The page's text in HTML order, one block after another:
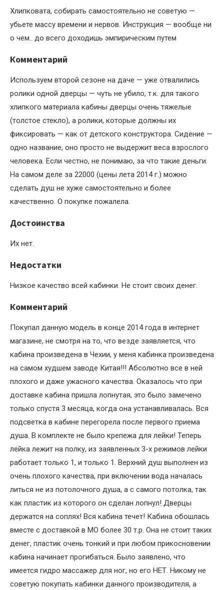
Хлипковата, собирать самостоятельно не советую —
убьете массу времени и нервов. Инструкция — вообще ни
о чем.. до всего доходишь эмпирическим путем
Комментарий
Используем второй сезоне на даче — уже отвалились
ролики одной дверцы — чуть не убило, т.к. для такого
хлипкого материала кабины дверцы очень тяжелые
(толстое стекло), а ролики, которые должны их
фиксировать — как от детского конструктора. Сидение —
одно название, оно просто не выдержит веса взрослого
человека. Если честно, не понимаю, за что такие деньги.
На самом деле за 22000 (цены лета 2014 г.) можно
сделать душ не хуже самостоятельно и более
качественно. О покупке пожалела.
Достоинства
Их нет.
Недостатки
Низкое качество всей кабинки. Не стоит своих денег.
Комментарий
Покупал данную модель в конце 2014 года в интернет
магазине, не смотря на то, что везде заявляется, что
кабина произведена в Чехии, у меня кабинка произведена
на самом худшем заводе Китая!!! Абсолютно все в ней
плохого и даже ужасного качества. Оказалось что при
доставке кабина пришла лопнутая, это было замечено
только спустя 3 месяца, когда она устанавливалась. Вся
подсветка в кабине перегорела после первого приема
душа. В комплекте не было крепежа для лейки! Теперь
лейка лежит на полку, из заявленных 3-х режимов лейки
работает только 1, и только 1. Верхний душ выполнен из
очень плохого качества, при включении вода началась
литься не из потолочного душа, а с самого потолка, так
как пластик из которого он сделан лопнул! Дверцы
держатся на соплях! Вся кабина течет! Кабина обошлась
вместе с доставкой в МО более 30 т.р. Она не стоит таких
денег, пластик очень тонкий и при любом прикосновении
кабина начинает прогибаться. Было заявлено, что
имеется гидро массажер для ног, но его НЕТ. Никому не
советую покупать кабинки данного производителя, а